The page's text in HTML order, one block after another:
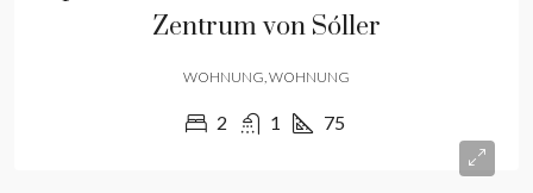
Zentrum von Sóller
WOHNUNG, WOHNUNG
2 1 75